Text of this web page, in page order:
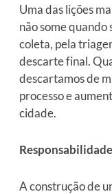
Uma das lições
não some quando
coleta, pela
descarte final.
descartamos de
processo e
cidade.
A construção de